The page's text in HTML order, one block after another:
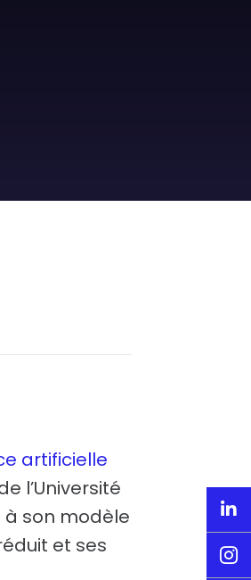
artificielle
l’Université
son modèle
et ses

